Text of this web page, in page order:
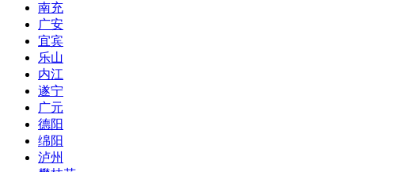
南充
广安
宜宾
乐山
内江
遂宁
广元
德阳
绵阳
泸州